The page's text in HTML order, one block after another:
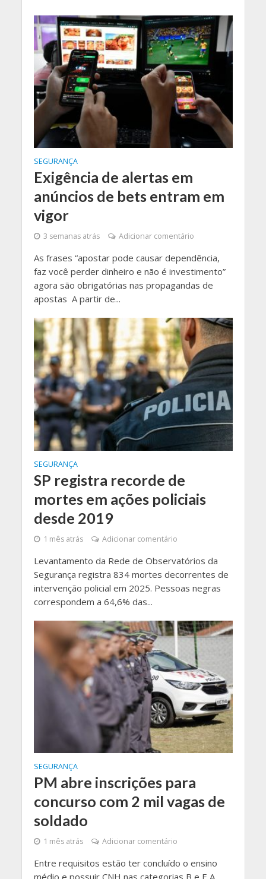
SEGURANÇA
Exigência de alertas em
anúncios de bets entram em
vigor
3 semanas atrás Adicionar comentário
As frases “apostar pode causar dependência,
faz você perder dinheiro e não é investimento”
agora são obrigatórias nas propagandas de
apostas A partir de...
SEGURANÇA
SP registra recorde de
mortes em ações policiais
desde 2019
1 mês atrás Adicionar comentário
Levantamento da Rede de Observatórios da
Segurança registra 834 mortes decorrentes de
intervenção policial em 2025. Pessoas negras
correspondem a 64,6% das...
SEGURANÇA
PM abre inscrições para
concurso com 2 mil vagas de
soldado
1 mês atrás Adicionar comentário
Entre requisitos estão ter concluído o ensino
médio e possuir CNH nas categorias B e E A